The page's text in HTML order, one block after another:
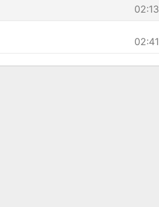
02:13
02:41